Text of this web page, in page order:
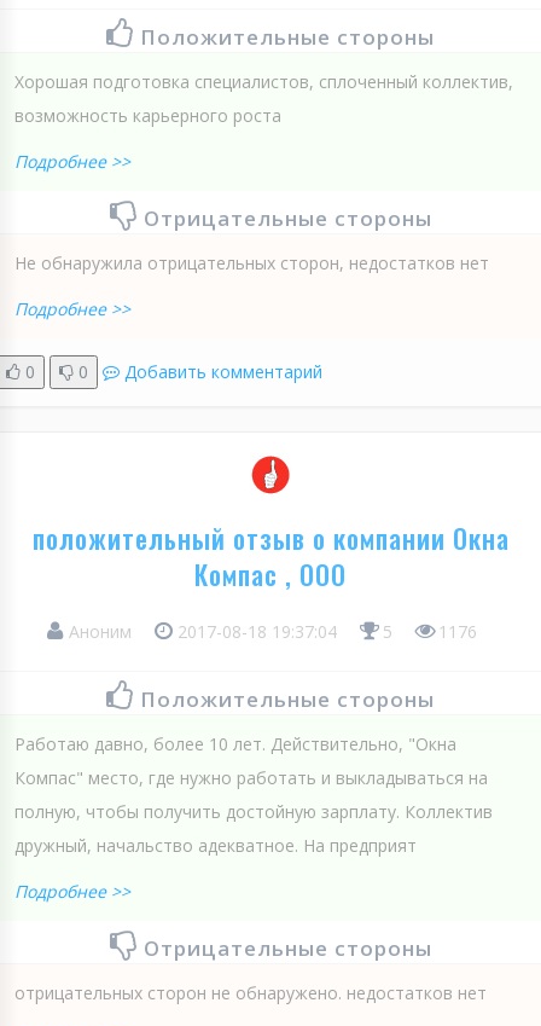
Положительные стороны
Хорошая подготовка специалистов, сплоченный коллектив,
возможность карьерного роста
Подробнее >>
Отрицательные стороны
Не обнаружила отрицательных сторон, недостатков нет
Подробнее >>
0 0 Добавить комментарий
положительный отзыв о компании Окна
Компас , ООО
Аноним 2017-08-18 19:37:04 5 1176
Положительные стороны
Работаю давно, более 10 лет. Действительно, "Окна
Компас" место, где нужно работать и выкладываться на
полную, чтобы получить достойную зарплату. Коллектив
дружный, начальство адекватное. На предприят
Подробнее >>
Отрицательные стороны
отрицательных сторон не обнаружено. недостатков нет